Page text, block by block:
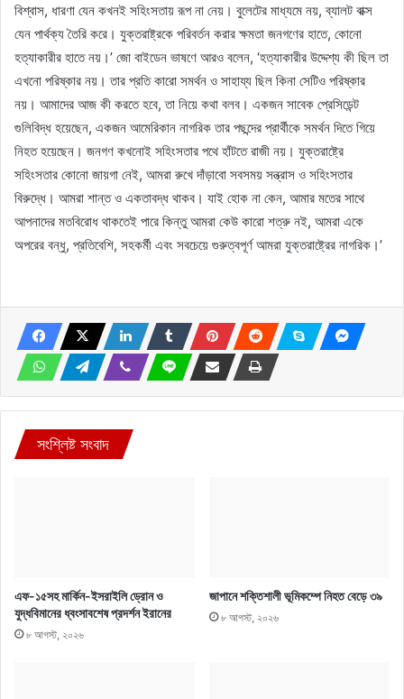
বিশ্বাস, ধারণা যেন কখনই সহিংসতায় রূপ না নেয়। বুলেটের মাধ্যমে নয়, ব্যালট বাক্স
যেন পার্থক্য তৈরি করে। যুক্তরাষ্ট্রকে পরিবর্তন করার ক্ষমতা জনগণের হাতে, কোনো
হত্যাকারীর হাতে নয়।’ জো বাইডেন ভাষণে আরও বলেন, ‘হত্যাকারীর উদ্দেশ্য কী ছিল তা
এখনো পরিষ্কার নয়। তার প্রতি কারো সমর্থন ও সাহায্য ছিল কিনা সেটিও পরিষ্কার
নয়। আমাদের আজ কী করতে হবে, তা নিয়ে কথা বলব। একজন সাবেক প্রেসিডেন্ট
গুলিবিদ্ধ হয়েছেন, একজন আমেরিকান নাগরিক তার পছন্দের প্রার্থীকে সমর্থন দিতে গিয়ে
নিহত হয়েছেন। জনগণ কখনোই সহিংসতার পথে হাঁটতে রাজী নয়। যুক্তরাষ্ট্রে
সহিংসতার কোনো জায়গা নেই, আমরা রুখে দাঁড়াবো সবসময় সন্ত্রাস ও সহিংসতার
বিরুদ্ধে। আমরা শান্ত ও একতাবদ্ধ থাকব। যাই হোক না কেন, আমার মতের সাথে
আপনাদের মতবিরোধ থাকতেই পারে কিন্তু আমরা কেউ কারো শত্রু নই, আমরা একে
অপরের বন্ধু, প্রতিবেশি, সহকর্মী এবং সবচেয়ে গুরুত্বপূর্ণ আমরা যুক্তরাষ্ট্রের নাগরিক।’
সংশ্লিষ্ট সংবাদ
এফ-১৫সহ মার্কিন-ইসরাইলি ড্রোন ও
যুদ্ধবিমানের ধ্বংসাবশেষ প্রদর্শন ইরানের
৮ আগস্ট, ২০২৬
জাপানে শক্তিশালী ভূমিকম্পে নিহত বেড়ে ৩৯
৮ আগস্ট, ২০২৬